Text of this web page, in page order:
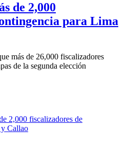
de 2,000
para Lima
más de 26,000 fiscalizadores
de la segunda elección